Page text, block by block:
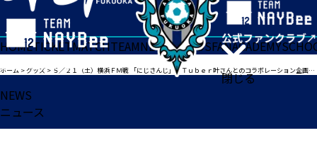
閉じる
HOMETICKETMATCHTEAMNEWSGOODSFANACADEMY
ホーム >グッズ > ５／２１（土）横浜ＦＭ戦 「にじさんじ」ＶＴｕｂｅｒ叶さんとのコラボレーション企画実施について
NEWS
ニュース